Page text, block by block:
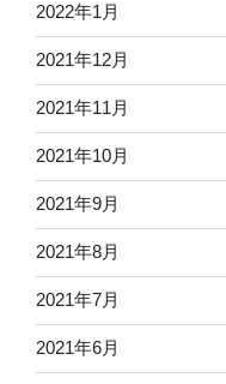
2022年1月
2021年12月
2021年11月
2021年10月
2021年9月
2021年8月
2021年7月
2021年6月